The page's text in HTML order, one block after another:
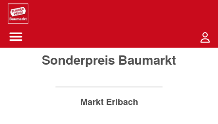
Sounder Preis Logo
Menü öffnen-Schaltfläche
Sonderpreis Baumarkt
Markt Erlbach